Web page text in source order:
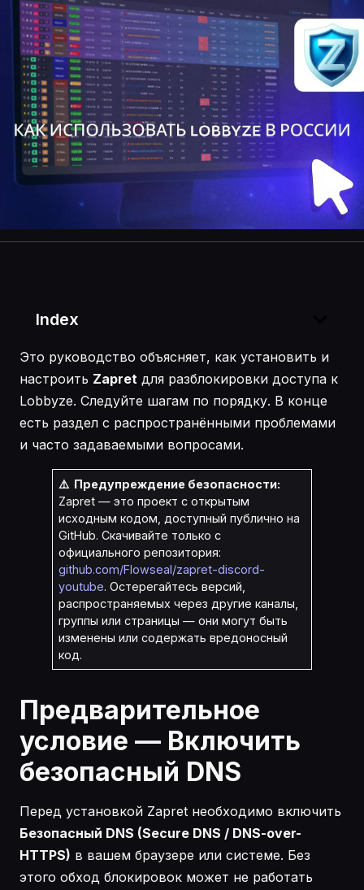
Index
Это руководство объясняет, как установить и
настроить Zapret для разблокировки доступа к
Lobbyze. Следуйте шагам по порядку. В конце
есть раздел с распространёнными проблемами
и часто задаваемыми вопросами.
⚠️ Предупреждение безопасности:
Zapret — это проект с открытым
исходным кодом, доступный публично на
GitHub. Скачивайте только с
официального репозитория:
github.com/Flowseal/zapret-discord-
youtube. Остерегайтесь версий,
распространяемых через другие каналы,
группы или страницы — они могут быть
изменены или содержать вредоносный
код.
Предварительное
условие — Включить
безопасный DNS
Перед установкой Zapret необходимо включить
Безопасный DNS (Secure DNS / DNS-over-
HTTPS) в вашем браузере или системе. Без
этого обход блокировок может не работать